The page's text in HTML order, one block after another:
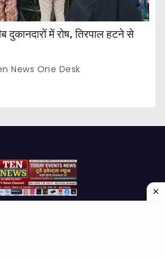
दुकानदारों में रोष, तिरपाल हटने से
News One Desk